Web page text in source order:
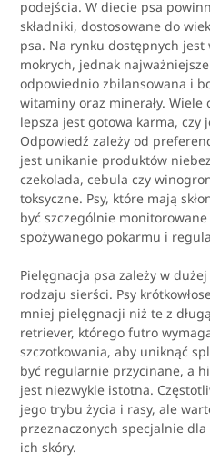
podejścia. W diecie psa
składniki, dostosowane do
psa. Na rynku dostępnych
mokrych, jednak
odpowiednio zbilansowana i
witaminy oraz minerały. Wiele
lepsza jest gotowa karma, czy
Odpowiedź zależy od
jest unikanie produktów
czekolada, cebula czy
toksyczne. Psy, które mają
być szczególnie
spożywanego pokarmu i
Pielęgnacja psa zależy w
rodzaju sierści. Psy
mniej pielęgnacji niż te z
retriever, którego futro
szczotkowania, aby uniknąć
być regularnie przycinane, a
jest niezwykle istotna.
jego trybu życia i rasy, ale
przeznaczonych specjalnie
ich skóry.